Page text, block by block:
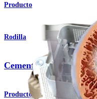
Producto
Rodilla
Cemento de fosfato de
Producto